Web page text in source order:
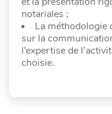
notariales ;
La méthodologie
sur la
l’expertise de
choisie.